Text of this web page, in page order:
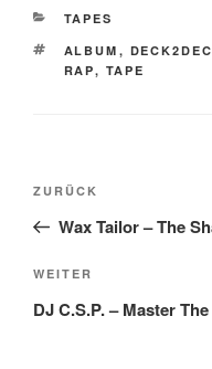
KATEGORIEN
TAPES
SCHLAGWÖRTER
ALBUM ,
RAP, TAPE
Beitragsnavigation
Vorheriger
Beitrag
ZURÜCK
Wax Tailor – The
Nächster
Beitrag
WEITER
DJ C.S.P. – Master